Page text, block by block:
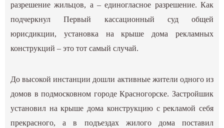
разрешение жильцов, а – единогласное разрешение. Как
подчеркнул Первый кассационный суд общей
юрисдикции, установка на крыше дома рекламных
конструкций – это тот самый случай.
До высокой инстанции дошли активные жители одного из
домов в подмосковном городе Красногорске. Застройшик
установил на крыше дома конструкцию с рекламой себя
прекрасного, а в подъездах жилого дома поставил